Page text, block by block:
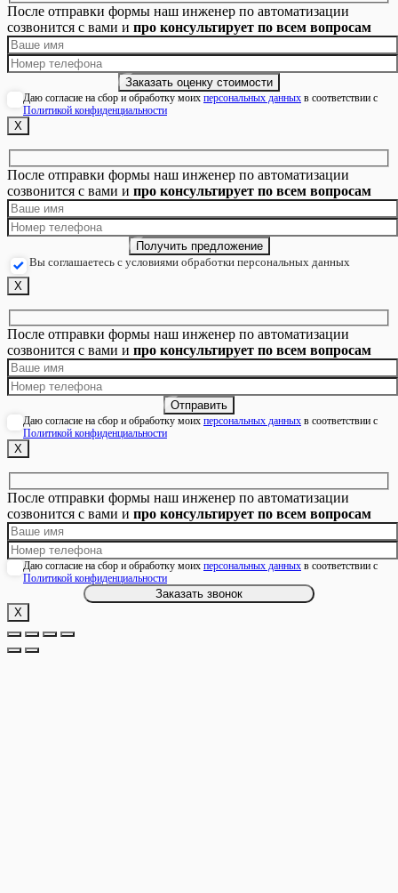
После отправки формы наш инженер по автоматизации
созвонится с вами и про консультирует по всем вопросам
Даю согласие на сбор и обработку моих персональных данных в соответствии с
Политикой конфиденциальности
Х
После отправки формы наш инженер по автоматизации
созвонится с вами и про консультирует по всем вопросам
Вы соглашаетесь с условиями обработки персональных данных
Х
После отправки формы наш инженер по автоматизации
созвонится с вами и про консультирует по всем вопросам
Даю согласие на сбор и обработку моих персональных данных в соответствии с
Политикой конфиденциальности
Х
После отправки формы наш инженер по автоматизации
созвонится с вами и про консультирует по всем вопросам
Даю согласие на сбор и обработку моих персональных данных в соответствии с
Политикой конфиденциальности
Х